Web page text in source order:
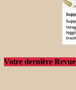
Votre dernière Revue